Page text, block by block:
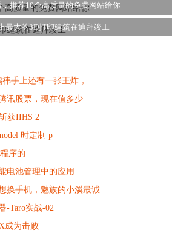
，推荐10个高质量的免费网站给你
最大的3D打印建筑在迪拜竣工
手上还有一张王炸，
讯股票，现在值多少
获IIHS 2
时定制 p
序的
电池管理中的应用
换手机，魅族的小溪最诚
-Taro实战-02
成为击败